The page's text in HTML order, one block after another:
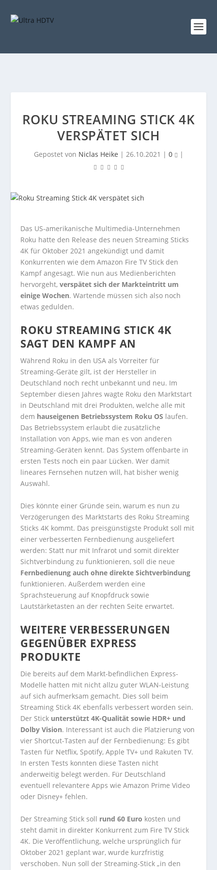
ROKU STREAMING STICK 4K
VERSPÄTET SICH
Gepostet von Niclas Heike | 26.10.2021 | 0 |
Das US-amerikanische Multimedia-Unternehmen
Roku hatte den Release des neuen Streaming Sticks
4K für Oktober 2021 angekündigt und damit
Konkurrenten wie dem Amazon Fire TV Stick den
Kampf angesagt. Wie nun aus Medienberichten
hervorgeht,verspätet sich der Markteintritt um
einige Wochen. Wartende müssen sich also noch
etwas gedulden.
ROKU STREAMING STICK 4K
SAGT DEN KAMPF AN
Während Roku in den USA als Vorreiter für
Streaming-Geräte gilt, ist der Hersteller in
Deutschland noch recht unbekannt und neu. Im
September diesen Jahres wagte Roku den Marktstart
in Deutschland mit drei Produkten, welche alle mit
dem hauseigenen Betriebssystem Roku OS laufen.
Das Betriebssystem erlaubt die zusätzliche
Installation von Apps, wie man es von anderen
Streaming-Geräten kennt. Das System offenbarte in
ersten Tests noch ein paar Lücken. Wer damit
lineares Fernsehen nutzen will, hat bisher wenig
Auswahl.
Dies könnte einer Gründe sein, warum es nun zu
Verzögerungen des Marktstarts des Roku Streaming
Sticks 4K kommt. Das preisgünstigste Produkt soll mit
einer verbesserten Fernbedienung ausgeliefert
werden: Statt nur mit Infrarot und somit direkter
Sichtverbindung zu funktionieren, soll die neue
Fernbedienung auch ohne direkte Sichtverbindung
funktionieren. Außerdem werden eine
Sprachsteuerung auf Knopfdruck sowie
Lautstärketasten an der rechten Seite erwartet.
WEITERE VERBESSERUNGEN
GEGENÜBER EXPRESS
PRODUKTE
Die bereits auf dem Markt-befindlichen Express-
Modelle hatten mit nicht allzu guter WLAN-Leistung
auf sich aufmerksam gemacht. Dies soll beim
Streaming Stick 4K ebenfalls verbessert worden sein.
Der Stick unterstützt 4K-Qualität sowie HDR+ und
Dolby Vision. Interessant ist auch die Platzierung von
vier Shortcut-Tasten auf der Fernbedienung: Es gibt
Tasten für Netflix, Spotify, Apple TV+ und Rakuten TV.
In ersten Tests konnten diese Tasten nicht
anderweitig belegt werden. Für Deutschland
eventuell relevantere Apps wie Amazon Prime Video
oder Disney+ fehlen.
Der Streaming Stick soll rund 60 Euro kosten und
steht damit in direkter Konkurrent zum Fire TV Stick
4K. Die Veröffentlichung, welche ursprünglich für
Oktober 2021 geplant war, wurde kurzfristig
verschoben. Nun soll der Streaming-Stick „in den